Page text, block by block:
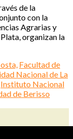
de la
con la
Agrarias y
organizan la
Facultad de
Nacional de La
Instituto Nacional
de Berisso